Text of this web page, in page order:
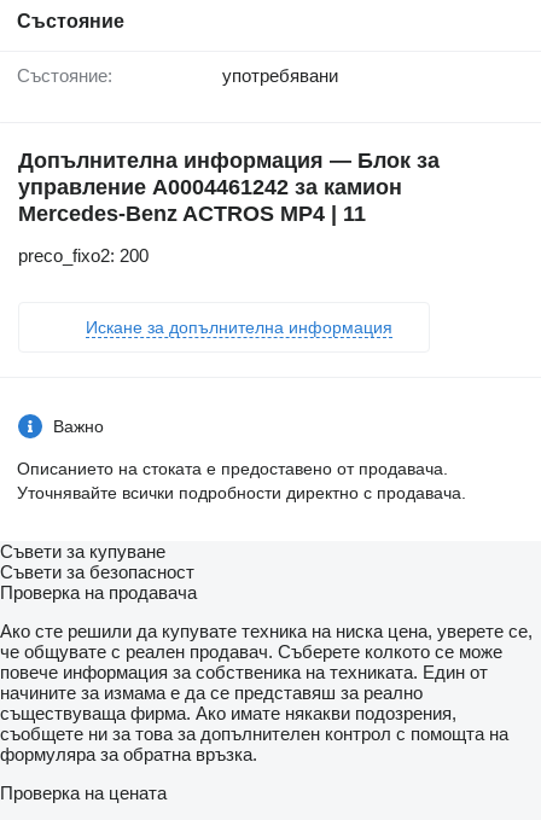
Състояние
Състояние: употребявани
Допълнителна информация — Блок за
управление A0004461242 за камион
Mercedes-Benz ACTROS MP4 | 11
preco_fixo2: 200
Искане за допълнителна информация
Важно
Описанието на стоката е предоставено от продавача.
Уточнявайте всички подробности директно с продавача.
Съвети за купуване
Съвети за безопасност
Проверка на продавача
Ако сте решили да купувате техника на ниска цена, уверете се,
че общувате с реален продавач. Съберете колкото се може
повече информация за собственика на техниката. Един от
начините за измама е да се представяш за реално
съществуваща фирма. Ако имате някакви подозрения,
съобщете ни за това за допълнителен контрол с помощта на
формуляра за обратна връзка.
Проверка на цената